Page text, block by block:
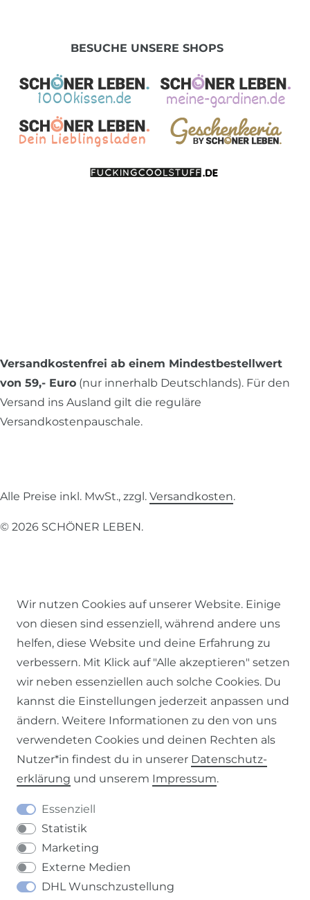
BESUCHE UNSERE SHOPS
Versandkostenfrei ab einem Mindestbestellwert
von 59,- Euro (nur innerhalb Deutschlands). Für den
Versand ins Ausland gilt die reguläre
Versandkostenpauschale.
Alle Preise inkl. MwSt., zzgl. Versandkosten.
© 2026 SCHÖNER LEBEN.
Impressum Daten­schutz­erklärung AGB
Barrierefreiheitserklärung Widerrufs­recht
Wir nutzen Cookies auf unserer Website. Einige
von diesen sind essenziell, während andere uns
helfen, diese Website und deine Erfahrung zu
verbessern. Mit Klick auf "Alle akzeptieren" setzen
wir neben essenziellen auch solche Cookies. Du
kannst die Einstellungen jederzeit anpassen und
ändern. Weitere Informationen zu den von uns
verwendeten Cookies und deinen Rechten als
Nutzer*in findest du in unserer Daten­schutz­
erklärung und unserem Impressum.
Essenziell
Statistik
Marketing
Externe Medien
DHL Wunschzustellung